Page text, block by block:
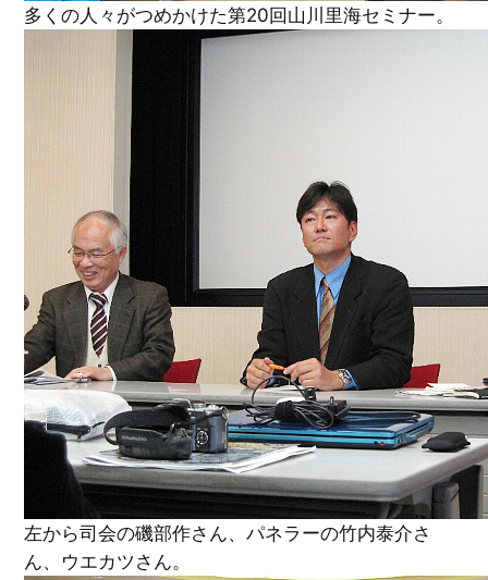
多くの人々がつめかけた第20回山川里海セミナー。
左から司会の磯部作さん、パネラーの竹内泰介さ
ん、ウエカツさん。